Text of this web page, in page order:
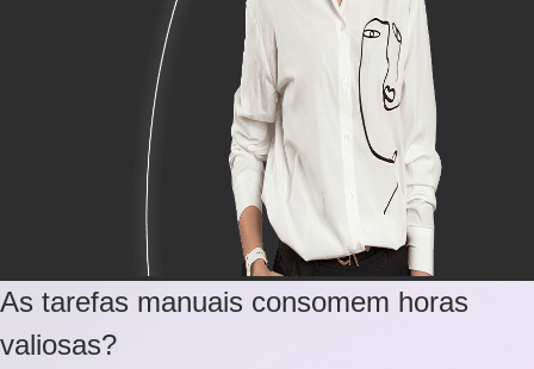
As tarefas manuais consomem horas
valiosas?